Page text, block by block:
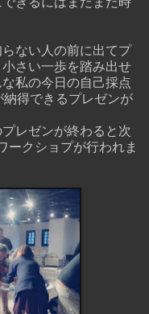
ない人の前に出てプ
さい一歩を踏み出せ
私の今日の自己採点
得できるプレゼンが
レゼンが終わると次
ークショプが行われま